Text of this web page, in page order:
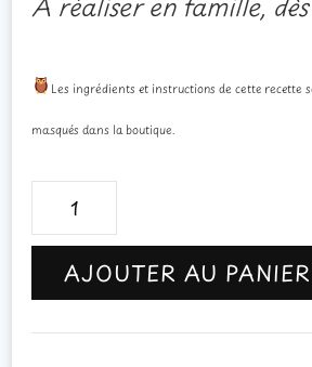
Les ingrédients et instructions de cette recette
masqués dans la boutique.
quantité
de
Gratin
de
AJOUTER AU PANIER